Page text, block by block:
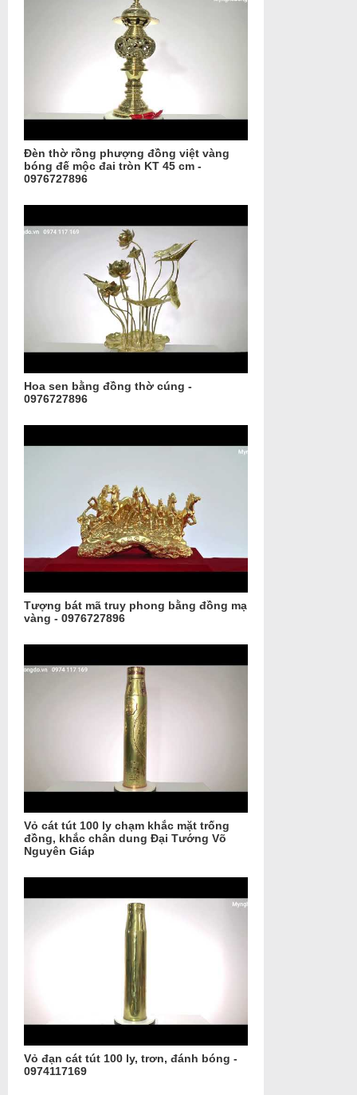
Đèn thờ rồng phượng đồng việt vàng
bóng đế mộc đai tròn KT 45 cm -
0976727896
Hoa sen bằng đồng thờ cúng -
0976727896
Tượng bát mã truy phong bằng đồng mạ
vàng - 0976727896
Vỏ cát tút 100 ly chạm khắc mặt trống
đồng, khắc chân dung Đại Tướng Võ
Nguyên Giáp
Vỏ đạn cát tút 100 ly, trơn, đánh bóng -
0974117169